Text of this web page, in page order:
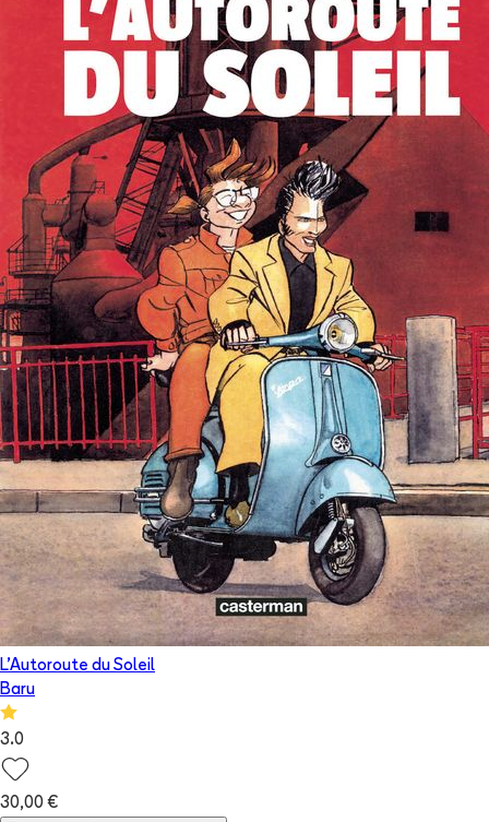
L'Autoroute du Soleil
Baru
3.0
30,00 €